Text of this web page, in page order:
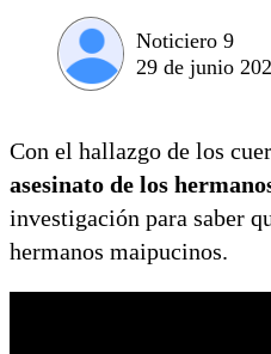
Noticiero 9
29 de junio
Con el hallazgo de los
asesinato de los
investigación para saber
hermanos maipucinos.